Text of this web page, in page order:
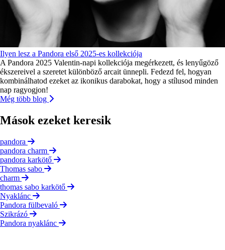
Ilyen lesz a Pandora első 2025-es kollekciója
A Pandora 2025 Valentin-napi kollekciója megérkezett, és lenyűgöző
ékszereivel a szeretet különböző arcait ünnepli. Fedezd fel, hogyan
kombinálhatod ezeket az ikonikus darabokat, hogy a stílusod minden
nap ragyogjon!
Még több blog
Mások ezeket keresik
pandora
pandora charm
pandora karkötő
Thomas sabo
charm
thomas sabo karkötő
Nyaklánc
Pandora fülbevaló
Szikrázó
Pandora nyaklánc